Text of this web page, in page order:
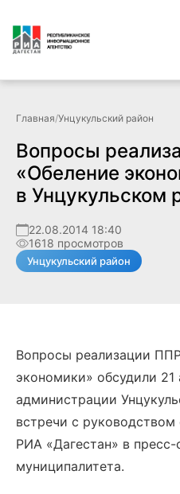
Главная/Унцукульский район
Вопросы
«Обеление
в Унцукульском
22.08.2014 18:40
1618 просмотров
Унцукульский район
Вопросы реализации
экономики» обсудили 21
администрации
встречи с
РИА «Дагестан» в
муниципалитета.